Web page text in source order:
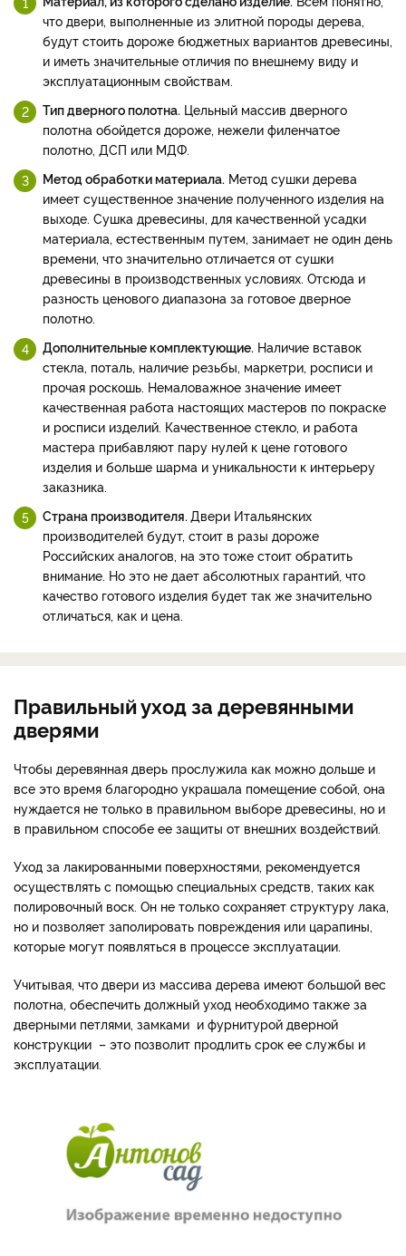
что двери, выполненные из элитной породы дерева,
будут стоить дороже бюджетных вариантов древесины,
и иметь значительные отличия по внешнему виду и
эксплуатационным свойствам.
Тип дверного полотна. Цельный массив дверного
полотна обойдется дороже, нежели филенчатое
полотно, ДСП или МДФ.
Метод обработки материала. Метод сушки дерева
имеет существенное значение полученного изделия на
выходе. Сушка древесины, для качественной усадки
материала, естественным путем, занимает не один день
времени, что значительно отличается от сушки
древесины в производственных условиях. Отсюда и
разность ценового диапазона за готовое дверное
полотно.
Дополнительные комплектующие. Наличие вставок
стекла, поталь, наличие резьбы, маркетри, росписи и
прочая роскошь. Немаловажное значение имеет
качественная работа настоящих мастеров по покраске
и росписи изделий. Качественное стекло, и работа
мастера прибавляют пару нулей к цене готового
изделия и больше шарма и уникальности к интерьеру
заказника.
Страна производителя. Двери Итальянских
производителей будут, стоит в разы дороже
Российских аналогов, на это тоже стоит обратить
внимание. Но это не дает абсолютных гарантий, что
качество готового изделия будет так же значительно
отличаться, как и цена.
Правильный уход за деревянными
дверями
Чтобы деревянная дверь прослужила как можно дольше и
все это время благородно украшала помещение собой, она
нуждается не только в правильном выборе древесины, но и
в правильном способе ее защиты от внешних воздействий.
Уход за лакированными поверхностями, рекомендуется
осуществлять с помощью специальных средств, таких как
полировочный воск. Он не только сохраняет структуру лака,
но и позволяет заполировать повреждения или царапины,
которые могут появляться в процессе эксплуатации.
Учитывая, что двери из массива дерева имеют большой вес
полотна, обеспечить должный уход необходимо также за
дверными петлями, замками и фурнитурой дверной
конструкции – это позволит продлить срок ее службы и
эксплуатации.